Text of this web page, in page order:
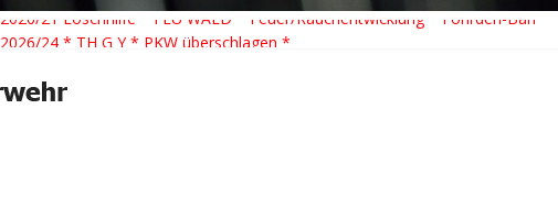
2026/21 Löschhilfe * FEU WALD * Feuer/Rauchentwicklung * Föhrden-Barl *
2026/23 TH K Y * Person in festsitzendem Aufzug *
2026/22 TH Y * VU * 1 Person klemmt * Hingstheide